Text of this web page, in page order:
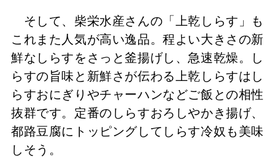
そして、 柴栄水産さんの「上乾しらす」も
これまた人気が高い逸品。程よい大きさの新
鮮なしらすをさっと釜揚げし、急速乾燥。し
らすの旨味と新鮮さが伝わる上乾しらすはし
らすおにぎりやチャーハンなどご飯との相性
抜群です。定番のしらすおろしやかき揚げ、
都路豆腐にトッピングしてしらす冷奴も美味
しそう。